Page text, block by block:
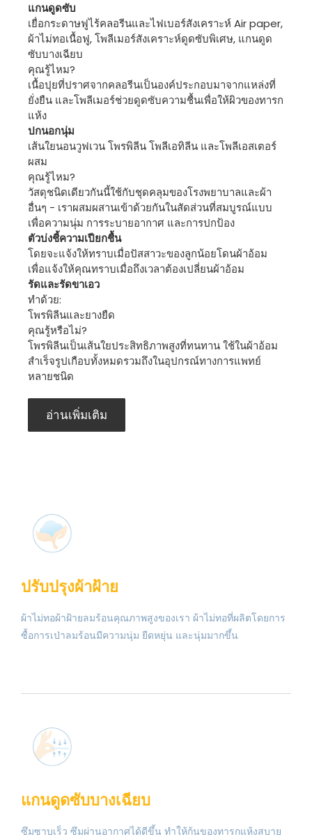
แกนดูดซับ
เยื่อกระดาษฟูไร้คลอรีนและไฟเบอร์สังเคราะห์ Air paper,
ผ้าไม่ทอเนื้อฟู, โพลีเมอร์สังเคราะห์ดูดซับพิเศษ, แกนดูด
ซับบางเฉียบ
คุณรู้ไหม?
เนื้อปุยที่ปราศจากคลอรีนเป็นองค์ประกอบมาจากแหล่งที่
ยั่งยืน และโพลีเมอร์ช่วยดูดซับความชื้นเพื่อให้ผิวของทารก
แห้ง
ปกนอกนุ่ม
เส้นใยนอนวูฟเวน โพรพิลีน โพลีเอทิลีน และโพลีเอสเตอร์
ผสม
คุณรู้ไหม?
วัสดุชนิดเดียวกันนี้ใช้กับชุดคลุมของโรงพยาบาลและผ้า
อื่นๆ - เราผสมผสานเข้าด้วยกันในสัดส่วนที่สมบูรณ์แบบ
เพื่อความนุ่ม การระบายอากาศ และการปกป้อง
ตัวบ่งชี้ความเปียกชื้น
โดยจะแจ้งให้ทราบเมื่อปัสสาวะของลูกน้อยโดนผ้าอ้อม
เพื่อแจ้งให้คุณทราบเมื่อถึงเวลาต้องเปลี่ยนผ้าอ้อม
รัดและรัดขาเอว
ทำด้วย:
โพรพิลีนและยางยืด
คุณรู้หรือไม่?
โพรพิลีนเป็นเส้นใยประสิทธิภาพสูงที่ทนทาน ใช้ในผ้าอ้อม
สำเร็จรูปเกือบทั้งหมดรวมถึงในอุปกรณ์ทางการแพทย์
หลายชนิด
อ่านเพิ่มเติม
ปรับปรุงผ้าฝ้าย
ผ้าไม่ทอผ้าฝ้ายลมร้อนคุณภาพสูงของเรา ผ้าไม่ทอที่ผลิตโดยการ
ซื้อการเป่าลมร้อนมีความนุ่ม ยืดหยุ่น และนุ่มมากขึ้น
แกนดูดซับบางเฉียบ
ซึมซาบเร็ว ซึมผ่านอากาศได้ดีขึ้น ทำให้ก้นของทารกแห้งสบาย